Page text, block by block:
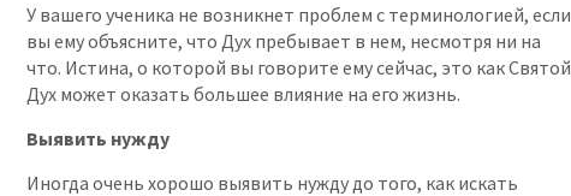
У вашего ученика не возникнет проблем с терминологией, если
вы ему объясните, что Дух пребывает в нем, несмотря ни на
что. Истина, о которой вы говорите ему сейчас, это как Святой
Дух может оказать большее влияние на его жизнь.
Выявить нужду
Иногда очень хорошо выявить нужду до того, как искать